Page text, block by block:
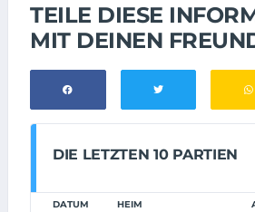
TEILE DIESE
MIT DEINEN
DIE LETZTEN 10 PARTIEN
DATUM HEIM